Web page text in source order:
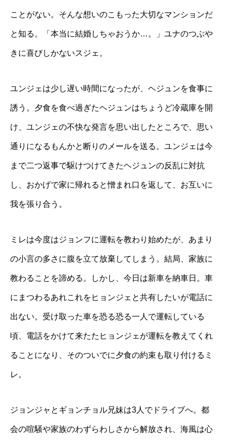
ことがない。そんな想いのこもった大切なマンションだ
と知る。「本当に結婚しちゃおうか…。」ユナのつぶや
きに喜びしかないスジェ。
ユンジェは少し遅い時間になったが、ヘジュンを食事に
誘う。夕食を食べ過ぎたヘジュンはちょうど冷蔵庫を開
け、ユンジェの不快な発言を思い出したところで、思い
通りになるもんかと断りのメールを送る。ユンジェは今
まで二つ返事で駆けつけてきたヘジュンの反乱に対抗
し、おかげで家に帰れると憎まれ口を返して、お互いに
我を張り合う。
ミレは今度はジョンフに運転を教わり始めたが、あまり
の小言の多さに腹を立て放棄してしまう。結局、家族に
教わることを諦める。しかし、今日は新車を納車日。車
にまつわるあれこれをヒョンジェと共有したいが電話に
出ない。受け取った車を恐る恐る一人で運転している
頃、電話をかけて来たたヒョンジェが運転を教えてくれ
ることになり、そのついでに夕食の約束も取り付けるミ
レ。
ジョンジャとギョンチョル兄妹は3人でドライブへ。都
会の喧騒や家族のわずらわしさから解放され、海風は心